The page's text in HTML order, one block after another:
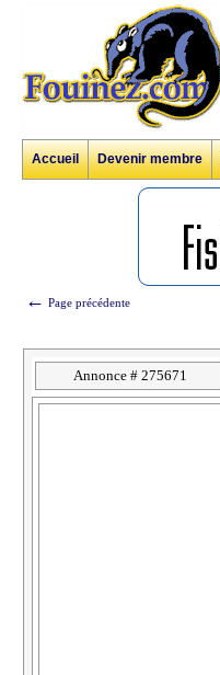
Accueil Devenir membre
← Page précédente
Annonce # 275671